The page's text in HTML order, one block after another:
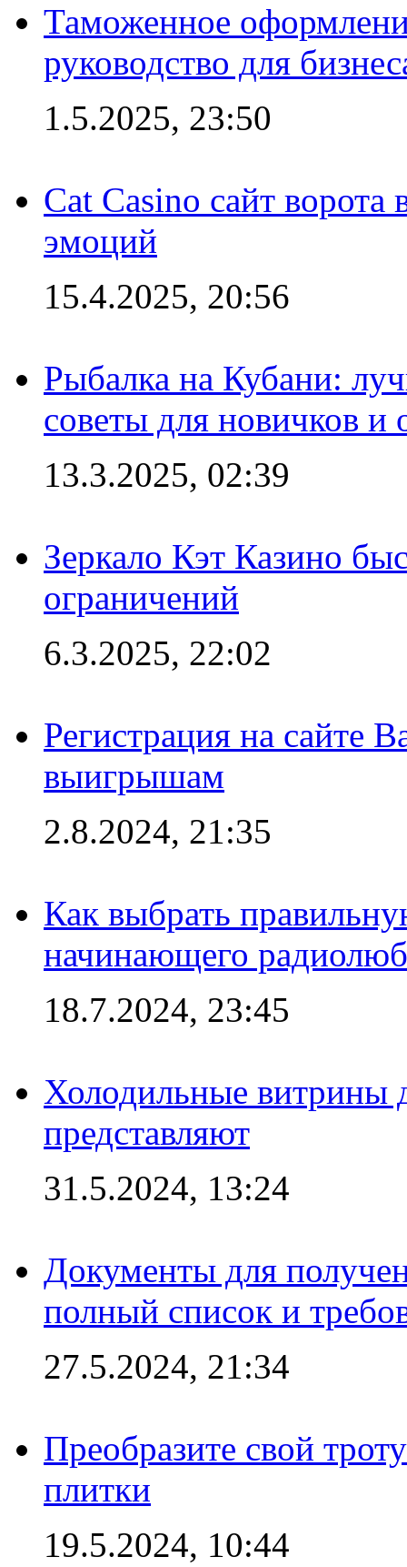
Таможенное
руководство для
1.5.2025, 23:50
Cat Casino сайт
эмоций
15.4.2025, 20:56
Рыбалка на Кубани:
советы для новичков
13.3.2025, 02:39
Зеркало Кэт Казино
ограничений
6.3.2025, 22:02
Регистрация на сайте
выигрышам
2.8.2024, 21:35
Как выбрать
начинающего
18.7.2024, 23:45
Холодильные витрины
представляют
31.5.2024, 13:24
Документы для
полный список и
27.5.2024, 21:34
Преобразите свой
плитки
19.5.2024, 10:44